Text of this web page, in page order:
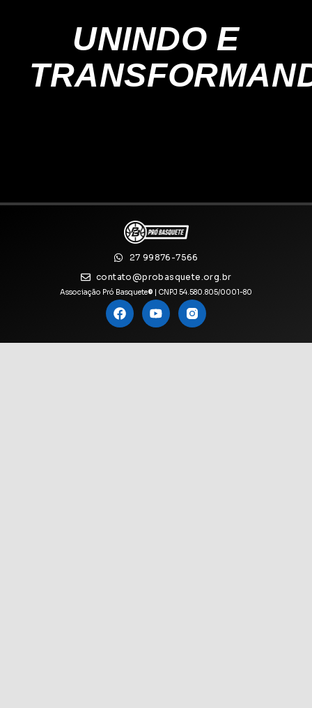
UNINDO E
27 99876-7566
contato@probasquete.org.br
Associação Pró Basquete© | CNPJ 54.580.805/0001-80